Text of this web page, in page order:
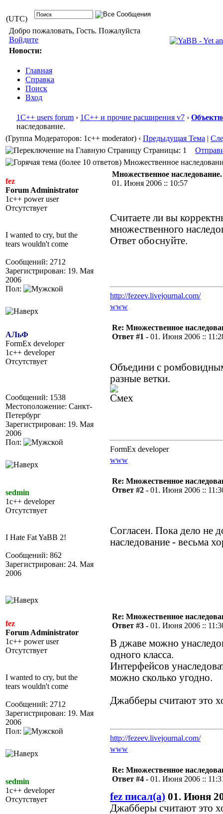
(UTC)
Добро пожаловать, Гость. Пожалуйста
Войдите
Новости:
Главная
Справка
Поиск
Вход
1С++ users forum › 1С++ и прочие расширения v7 ›
наследование.
(Группа Модераторов: 1c++ moderator) ‹ Предыдущая Тема |
Страницы: 1
Множественное
fez
Forum Administrator
1c++ power user
Отсутствует
I wanted to cry, but the
tears wouldn't come
Сообщений: 2712
Зарегистрирован: 19. Мая
2006
Пол:
Множественное наследование.
01. Июня 2006 :: 10:57
Считаете ли вы
множественного
Ответ обоснуйте.
http://fezeev.livejournal.com/
www
АЛьФ
FormEx developer
1c++ developer
Отсутствует
Сообщений: 1538
Местоположение: Санкт-
Петербург
Зарегистрирован: 19. Мая
2006
Пол:
Re: Множественное
Ответ #1 - 01. Июня 2006 ::
Объедини с
разные ветки.
FormEx developer
www
sedmin
1c++ developer
Отсутствует
I Hate Fat YaBB 2!
Сообщений: 862
Зарегистрирован: 24. Мая
2006
Re: Множественное
Ответ #2 - 01. Июня 2006 ::
Согласен. Пока дело не
наследование - весьма
fez
Forum Administrator
1c++ power user
Отсутствует
I wanted to cry, but the
tears wouldn't come
Сообщений: 2712
Зарегистрирован: 19. Мая
2006
Пол:
Re: Множественное
Ответ #3 - 01. Июня 2006 ::
В джаве можно
одного класса.
Интерфейсов
можно сколько угодно.
Джабберы считают это
http://fezeev.livejournal.com/
www
sedmin
1c++ developer
Отсутствует
Re: Множественное
Ответ #4 - 01. Июня 2006 ::
fez писал(а) 01. Июня
Джабберы считают это